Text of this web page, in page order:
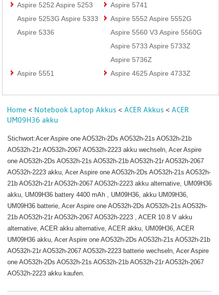
Aspire 5252 Aspire 5253
Aspire 5253G Aspire 5333
Aspire 5336
Aspire 5741
Aspire 5552 Aspire 5552G
Aspire 5560 V3 Aspire 5560G
Aspire 5733 Aspire 5733Z
Aspire 5736Z
Aspire 5551
Aspire 4625 Aspire 4733Z
Home < Notebook Laptop Akkus < ACER Akkus < ACER
UM09H36 akku
Stichwort:Acer Aspire one AO532h-2Ds AO532h-21s AO532h-21b
AO532h-21r AO532h-2067 AO532h-2223 akku wechseln, Acer Aspire
one AO532h-2Ds AO532h-21s AO532h-21b AO532h-21r AO532h-2067
AO532h-2223 akku, Acer Aspire one AO532h-2Ds AO532h-21s AO532h-
21b AO532h-21r AO532h-2067 AO532h-2223 akku alternative, UM09H36
akku, UM09H36 battery 4400 mAh , UM09H36, akku UM09H36,
UM09H36 batterie, Acer Aspire one AO532h-2Ds AO532h-21s AO532h-
21b AO532h-21r AO532h-2067 AO532h-2223 , ACER 10.8 V akku
alternative, ACER akku alternative, ACER akku, UM09H36, ACER
UM09H36 akku, Acer Aspire one AO532h-2Ds AO532h-21s AO532h-21b
AO532h-21r AO532h-2067 AO532h-2223 batterie wechseln, Acer Aspire
one AO532h-2Ds AO532h-21s AO532h-21b AO532h-21r AO532h-2067
AO532h-2223 akku kaufen.